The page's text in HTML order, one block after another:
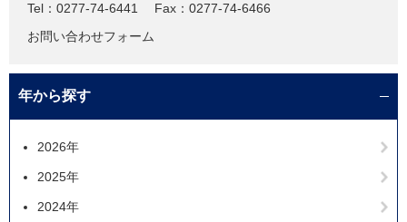
Tel：0277-74-6441
Fax：0277-74-6466
お問い合わせフォーム
年から探す
2026年
2025年
2024年